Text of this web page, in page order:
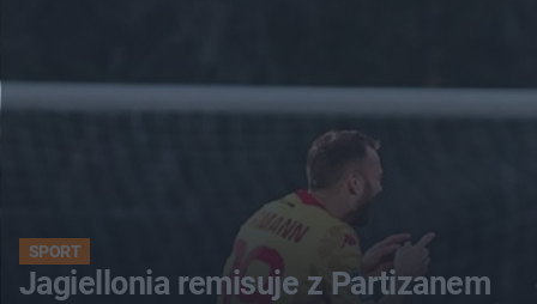
SPORT
Jagiellonia remisuje z Partizanem